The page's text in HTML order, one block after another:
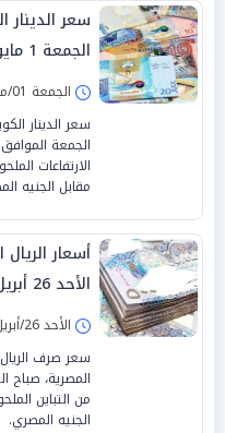
سعر الدينار
الجمعة 1 مايو
الجمعة 01/مايو/2026 - 11:00 ص
سعر الدينار
الارتفاعات
مقابل الجنيه
أسعار
الأحد 26 أبريل
الأحد 26/أبريل/2026 - 12:00 م
سعر صرف
من التباين
الجنيه المصري.